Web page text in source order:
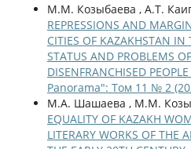
М.М. Козыбаева , А.Т.
REPRESSIONS AND
CITIES OF KAZAKHSTAN IN
STATUS AND PROBLEMS
DISENFRANCHISED PEOPLE
Panorama": Том 11 № 2
М.А. Шашаева , М.М.
EQUALITY OF KAZAKH
LITERARY WORKS OF THE